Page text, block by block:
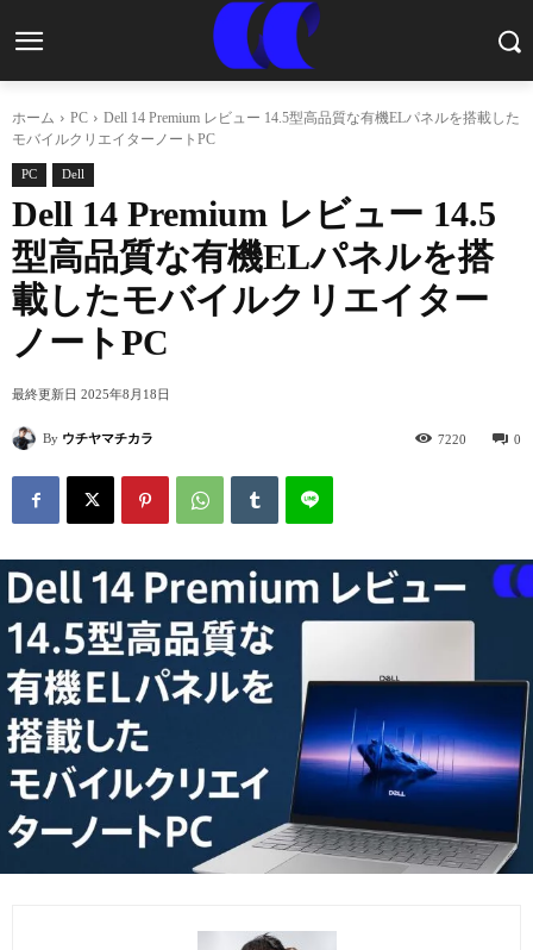
ホーム PC
Dell 14 Premium レビュー 14.5型高品質な有機ELパネルを搭載した
モバイルクリエイターノートPC
PC Dell
Dell 14 Premium レビュー 14.5
型高品質な有機ELパネルを搭
載したモバイルクリエイター
ノートPC
最終更新日 2025年8月18日
By ウチヤマチカラ 0
7220